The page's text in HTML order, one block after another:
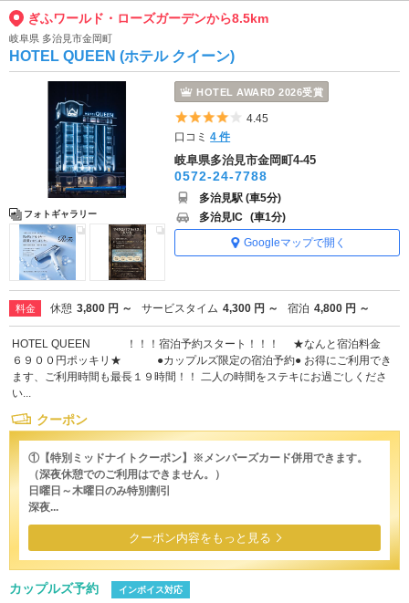
ぎふワールド・ローズガーデンから8.5km
岐阜県 多治見市金岡町
HOTEL QUEEN (ホテル クイーン)
フォトギャラリー
HOTEL AWARD 2026受賞
5つ星のうち4
4.45
口コミ4 件
岐阜県多治見市金岡町4-45
0572-24-7788
多治見駅 (車5分)
多治見IC (車1分)
Googleマップで開く
料金 休憩 3,800 円 ～ サービスタイム 4,300 円 ～ 宿泊 4,800 円 ～
HOTEL QUEEN ！！！宿泊予約スタート！！！ ★なんと宿泊料金
６９００円ポッキリ★ ●カップルズ限定の宿泊予約● お得にご利用でき
ます、ご利用時間も最長１９時間！！ 二人の時間をステキにお過ごしくださ
い...
クーポン
①【特別ミッドナイトクーポン】※メンバーズカード併用できます。
（深夜休憩でのご利用はできません。）
日曜日～木曜日のみ特別割引
深夜...
クーポン内容をもっと見る
カップルズ予約 インボイス対応